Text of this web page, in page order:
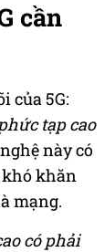
cần
của 5G:
tạp cao
này có
khăn
mạng.
có phải